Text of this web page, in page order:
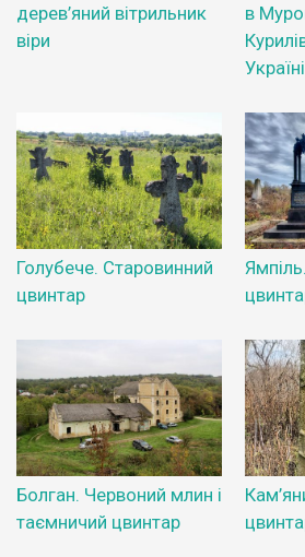
дерев’яний вітрильник
віри
в
Україні
Голубече. Старовинний
цвинтар
Болган. Червоний млин і
таємничий цвинтар